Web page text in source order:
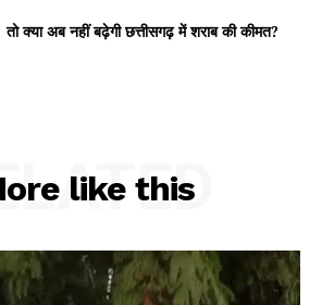
तो क्या अब नहीं बढ़ेगी छत्तीसगढ़ में शराब की कीमत?
like this